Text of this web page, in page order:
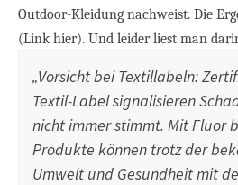
Outdoor-Kleidung nachweist. Die
(Link hier). Und leider liest man
„Vorsicht bei Textillabeln:
Textil-Label signalisieren
nicht immer stimmt. Mit Fluor
Produkte können trotz der
Umwelt und Gesundheit mit